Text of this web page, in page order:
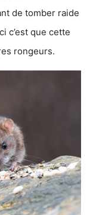
de tomber raide
c’est que cette
rongeurs.